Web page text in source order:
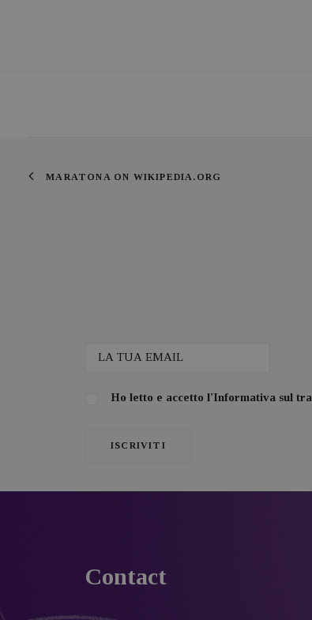
MARATONA ON WIKIPEDIA.ORG
Ho letto e accetto l'Informativa sul
Contact